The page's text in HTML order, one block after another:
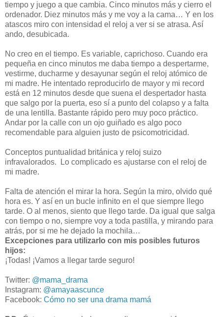
tiempo y juego a que cambia. Cinco minutos más y cierro el
ordenador. Diez minutos más y me voy a la cama… Y en los
atascos miro con intensidad el reloj a ver si se atrasa. Así
ando, desubicada.
No creo en el tiempo. Es variable, caprichoso. Cuando era
pequeña en cinco minutos me daba tiempo a despertarme,
vestirme, ducharme y desayunar según el reloj atómico de
mi madre. He intentado reproducirlo de mayor y mi record
está en 12 minutos desde que suena el despertador hasta
que salgo por la puerta, eso sí a punto del colapso y a falta
de una lentilla. Bastante rápido pero muy poco práctico.
Andar por la calle con un ojo guiñado es algo poco
recomendable para alguien justo de psicomotricidad.
Conceptos puntualidad británica y reloj suizo
infravalorados. Lo complicado es ajustarse con el reloj de
mi madre.
Falta de atención el mirar la hora. Según la miro, olvido qué
hora es. Y así en un bucle infinito en el que siempre llego
tarde. O al menos, siento que llego tarde. Da igual que salga
con tiempo o no, siempre voy a toda pastilla, y mirando para
atrás, por si me he dejado la mochila…
Excepciones para utilizarlo con mis posibles futuros
hijos:
¡Todas! ¡Vamos a llegar tarde seguro!
Twitter: @mama_drama
Instagram: @amayaascunce
Facebook: Cómo no ser una drama mamá